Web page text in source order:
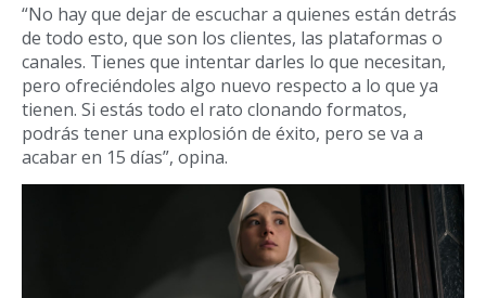
“No hay que dejar de escuchar a quienes están detrás
de todo esto, que son los clientes, las plataformas o
canales. Tienes que intentar darles lo que necesitan,
pero ofreciéndoles algo nuevo respecto a lo que ya
tienen. Si estás todo el rato clonando formatos,
podrás tener una explosión de éxito, pero se va a
acabar en 15 días”, opina.